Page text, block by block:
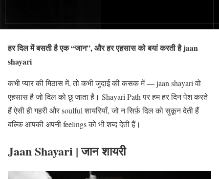
हर दिल में बसती है एक “जान”, और हर एहसास को बयां करती है jaan
shayari
कभी प्यार की मिठास में, तो कभी जुदाई की कसक में — jaan shayari वो
एहसास है जो दिल को छू जाता है। Shayari Path पर हम हर दिन पेश करते
हैं ऐसी ही गहरी और soulful शायरियाँ, जो न सिर्फ़ दिल को सुकून देती हैं
बल्कि आपकी अपनी feelings को भी शब्द देती हैं।
Jaan Shayari | जान शायरी